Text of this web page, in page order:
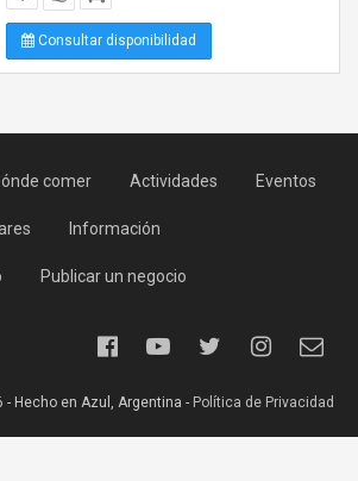
Consultar disponibilidad
comer Actividades Eventos
Información
Publicar un negocio
Hecho en Azul, Argentina - Política de Privacidad